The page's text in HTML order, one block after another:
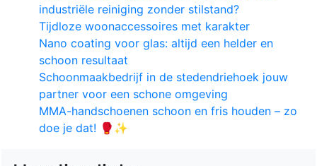
industriële reiniging zonder stilstand?
Tijdloze woonaccessoires met karakter
Nano coating voor glas: altijd een helder en
schoon resultaat
Schoonmaakbedrijf in de stedendriehoek jouw
partner voor een schone omgeving
MMA-handschoenen schoon en fris houden – zo
doe je dat! 🥊✨